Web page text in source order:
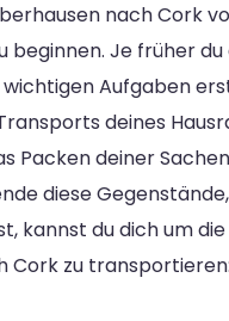
nach Cork
beginnen. Je früher
Aufgaben
deines
Packen deiner
diese
kannst du dich um
Cork zu